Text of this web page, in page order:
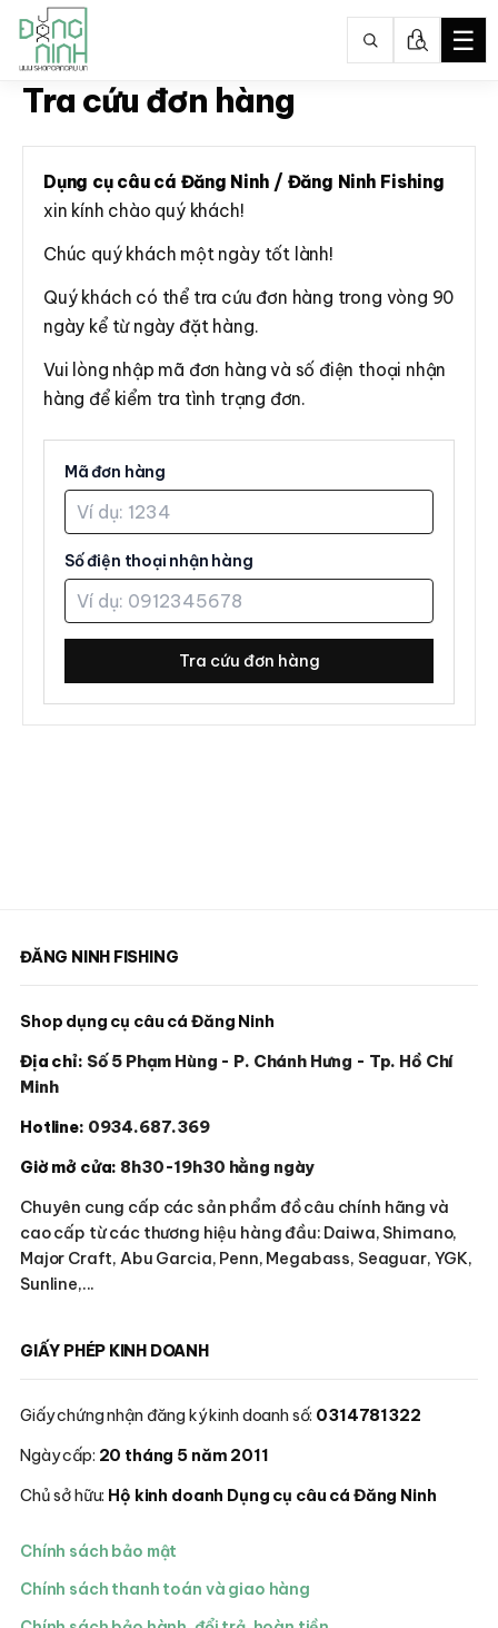
Nhảy
☰
Tra cứu đơn hàng
Dụng cụ câu cá Đăng Ninh / Đăng Ninh Fishing
xin kính chào quý khách!
Chúc quý khách một ngày tốt lành!
Quý khách có thể tra cứu đơn hàng trong vòng 90
ngày kể từ ngày đặt hàng.
Vui lòng nhập mã đơn hàng và số điện thoại nhận
hàng để kiểm tra tình trạng đơn.
Mã đơn hàng
Số điện thoại nhận hàng
Tra cứu đơn hàng
ĐĂNG NINH FISHING
Shop dụng cụ câu cá Đăng Ninh
Địa chỉ: Số 5 Phạm Hùng - P. Chánh Hưng - Tp. Hồ Chí
Minh
Hotline: 0934.687.369
Giờ mở cửa: 8h30-19h30 hằng ngày
Chuyên cung cấp các sản phẩm đồ câu chính hãng và
cao cấp từ các thương hiệu hàng đầu: Daiwa, Shimano,
Major Craft, Abu Garcia, Penn, Megabass, Seaguar, YGK,
Sunline,...
GIẤY PHÉP KINH DOANH
Giấy chứng nhận đăng ký kinh doanh số: 0314781322
Ngày cấp: 20 tháng 5 năm 2011
Chủ sở hữu: Hộ kinh doanh Dụng cụ câu cá Đăng Ninh
Chính sách bảo mật
Chính sách thanh toán và giao hàng